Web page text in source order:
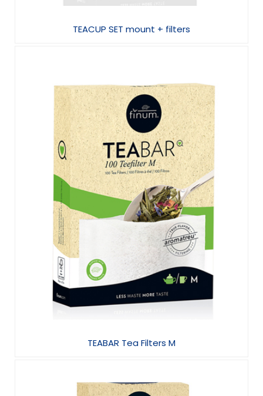
TEACUP SET mount + filters
TEABAR Tea Filters M